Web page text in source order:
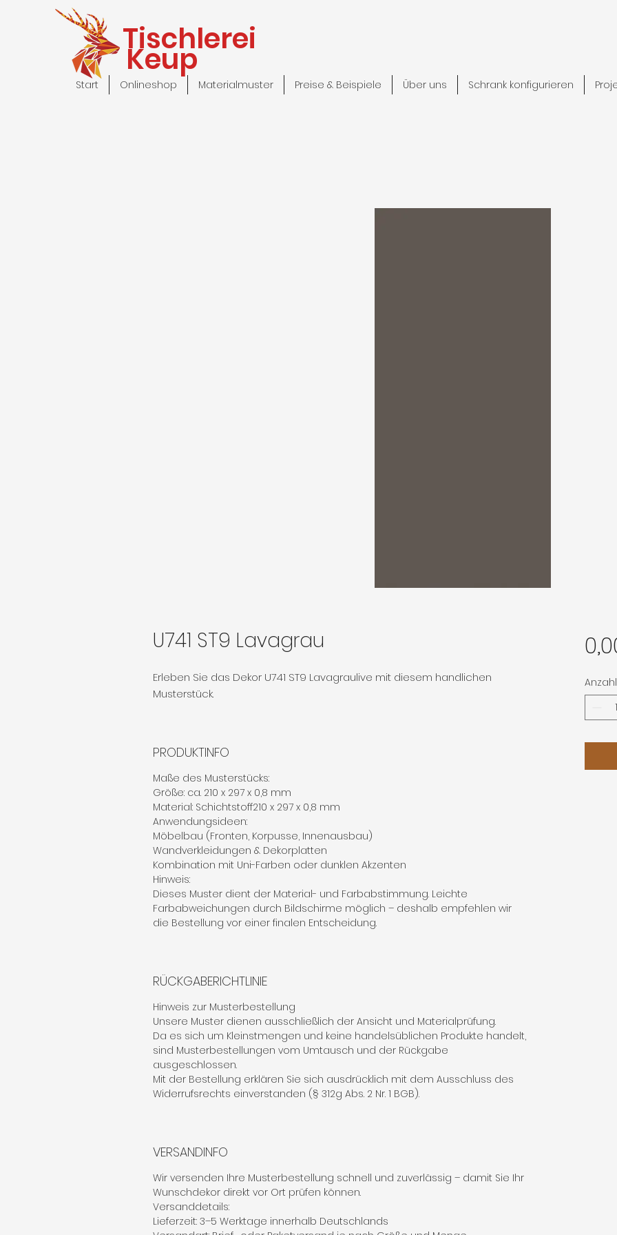
Keup
Tischlerei
Start Onlineshop Materialmuster Preise & Beispiele Über uns Schrank konfigurieren
U741 ST9 Lavagrau
Erleben Sie das Dekor U741 ST9 Lavagraulive mit diesem handlichen
Musterstück.
PRODUKTINFO
Maße des Musterstücks:
Größe: ca. 210 x 297 x 0,8 mm
Material: Schichtstoff210 x 297 x 0,8 mm
Anwendungsideen:
Möbelbau (Fronten, Korpusse, Innenausbau)
Wandverkleidungen & Dekorplatten
Kombination mit Uni-Farben oder dunklen Akzenten
Hinweis:
Dieses Muster dient der Material- und Farbabstimmung. Leichte
Farbabweichungen durch Bildschirme möglich – deshalb empfehlen wir
die Bestellung vor einer finalen Entscheidung.
RÜCKGABERICHTLINIE
Hinweis zur Musterbestellung
Unsere Muster dienen ausschließlich der Ansicht und Materialprüfung.
Da es sich um Kleinstmengen und keine handelsüblichen Produkte handelt,
sind Musterbestellungen vom Umtausch und der Rückgabe
ausgeschlossen.
Mit der Bestellung erklären Sie sich ausdrücklich mit dem Ausschluss des
Widerrufsrechts einverstanden (§ 312g Abs. 2 Nr. 1 BGB).
VERSANDINFO
Wir versenden Ihre Musterbestellung schnell und zuverlässig – damit Sie Ihr
Wunschdekor direkt vor Ort prüfen können.
Versanddetails:
Lieferzeit: 3–5 Werktage innerhalb Deutschlands
Anzahl